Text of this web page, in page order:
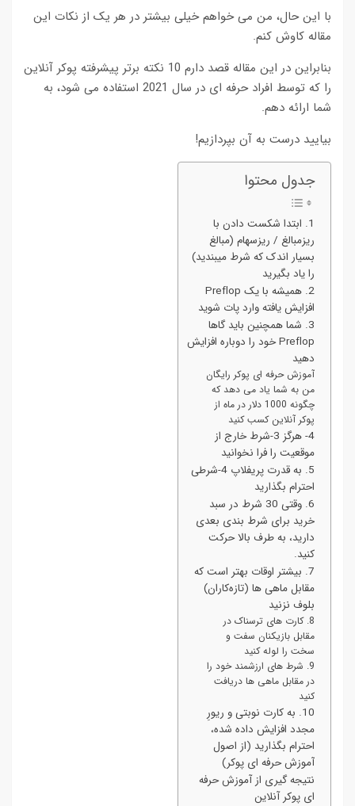
با این حال، من می خواهم خیلی بیشتر در هر یک از نکات این
مقاله کاوش کنم.
بنابراین در این مقاله قصد دارم 10 نکته برتر پیشرفته پوکر آنلاین
را که توسط افراد حرفه ای در سال 2021 استفاده می شود، به
شما ارائه دهم.
بیایید درست به آن بپردازیم!
جدول محتوا
1. ابتدا شکست دادن با
ریزمبالغ / ریزسهام (مبالغ
بسیار اندک که شرط میبندید)
را یاد بگیرید
2. همیشه با یک Preflop
افزایش یافته وارد پات شوید
3. شما همچنین باید گاها
Preflop خود را دوباره افزایش
دهید
آموزش حرفه ای پوکر رایگان
من به شما یاد می دهد که
چگونه 1000 دلار در ماه از
پوکر آنلاین کسب کنید
4- هرگز 3-شرط خارج از
موقعیت را فرا نخوانید
5. به قدرت پریفلاپ 4-شرطی
احترام بگذارید
6. وقتی 30 شرط در سبد
خرید برای شرط بندی بعدی
دارید، به طرف بالا حرکت
کنید.
7. بیشتر اوقات بهتر است که
مقابل ماهی ها (تازه‌کاران)
بلوف نزنید
8. کارت های ترسناک در
مقابل بازیکنان سفت و
سخت را لوله کنید
9. شرط های ارزشمند خود را
در مقابل ماهی ها دریافت
کنید
10. به کارت نوبتی و ریورِ
مجدد افزایش داده شده،
احترام بگذارید (از اصول
آموزش حرفه ای پوکر)
نتیجه گیری از آموزش حرفه
ای پوکر آنلاین